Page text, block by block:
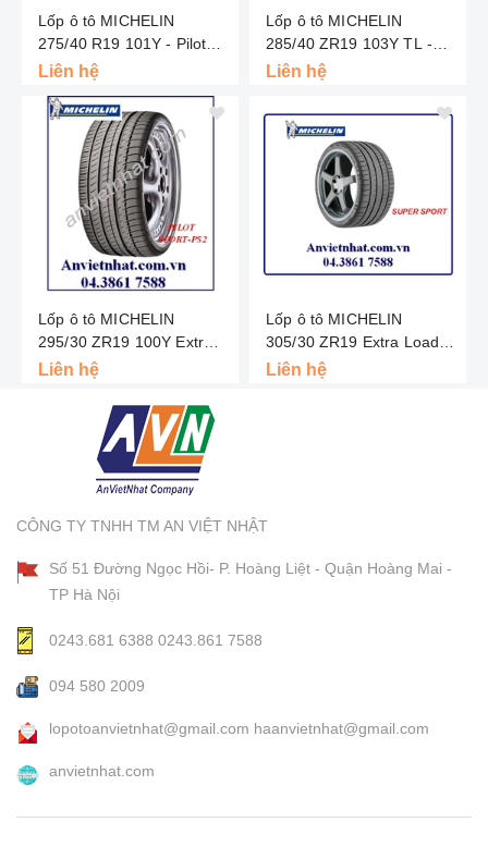
Lốp ô tô MICHELIN
275/40 R19 101Y - Pilot
Liên hệ
Lốp ô tô MICHELIN
285/40 ZR19 103Y TL -
Liên hệ
Lốp ô tô MICHELIN
295/30 ZR19 100Y Extra
Load - Pilot Sport PS2 -
Liên hệ
Lốp ô tô MICHELIN
305/30 ZR19 Extra Load -
Pilot Super Sport - Châu
Liên hệ
CÔNG TY TNHH TM AN VIỆT NHẬT
Số 51 Đường Ngọc Hồi- P. Hoàng Liệt - Quận Hoàng Mai -
TP Hà Nội
0243.681 6388 0243.861 7588
094 580 2009
lopotoanvietnhat@gmail.com haanvietnhat@gmail.com
anvietnhat.com